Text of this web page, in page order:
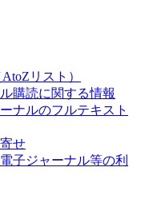
リスト）
購読に関する情報
ナルのフルテキスト
せ
子ジャーナル等の利